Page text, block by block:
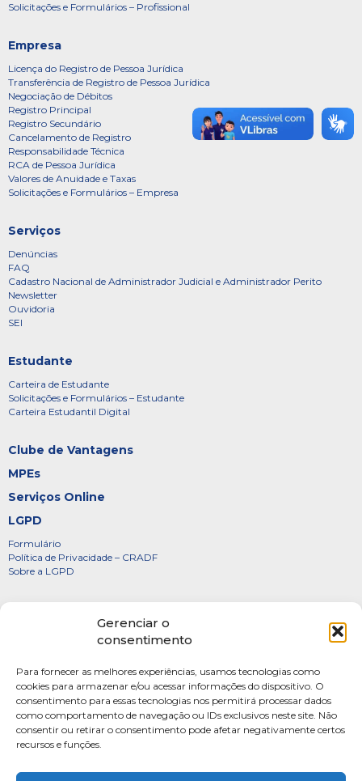
Gerenciar o
consentimento
Para fornecer as melhores experiências, usamos tecnologias como
cookies para armazenar e/ou acessar informações do dispositivo. O
consentimento para essas tecnologias nos permitirá processar dados
como comportamento de navegação ou IDs exclusivos neste site. Não
consentir ou retirar o consentimento pode afetar negativamente certos
recursos e funções.
Solicitações e Formulários – Profissional
Empresa
Licença do Registro de Pessoa Jurídica
Transferência de Registro de Pessoa Jurídica
Negociação de Débitos
Registro Principal
Registro Secundário
Cancelamento de Registro
Responsabilidade Técnica
RCA de Pessoa Jurídica
Valores de Anuidade e Taxas
Solicitações e Formulários – Empresa
Serviços
Denúncias
FAQ
Cadastro Nacional de Administrador Judicial e Administrador Perito
Newsletter
Ouvidoria
SEI
Estudante
Carteira de Estudante
Solicitações e Formulários – Estudante
Carteira Estudantil Digital
Clube de Vantagens
MPEs
Serviços Online
LGPD
Formulário
Política de Privacidade – CRADF
Sobre a LGPD
Diretoria
FOTOS
Webmail
Artigos
Escritores do Sistema